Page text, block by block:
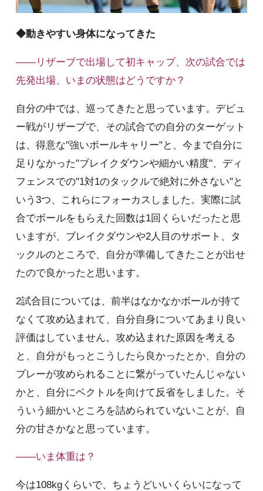
◆動きやすい身体になってきた
――リザーブで出場して初キャップ、次の試合では
先発出場、いまの状態はどうですか？
自分の中では、巡ってきたと思っています。デビュ
ー戦がリザーブで、その試合での自分のターゲット
は、得意な"強いボールキャリー"と、今まで自分に
足りなかった"ブレイクダウンや細かい精度"、ディ
フェンスでの"1対1のタックルで絶対に外さない"と
いう3つ、これらにフォーカスしました。実際に試
合でボールをもらえた回数は1回くらいだったと思
いますが、ブレイクダウンや2人目のサポート、タ
ックルのところで、自分が準備してきたことが出せ
たので良かったと思います。
2試合目については、前半はなかなかボールが持て
なくて攻め込まれて、自分自身についてあまり良い
評価はしていません。攻め込まれた原因を考える
と、自分がもっとこうしたら良かったとか、自分の
プレーが攻められることに繋がっていたんじゃない
かと、自分にベクトルを向けて反省をしました。そ
ういう細かいところを詰められていないことが、自
分の甘さかなと思っています。
――いま体重は？
今は108kgくらいで、ちょうどいいくらいになって